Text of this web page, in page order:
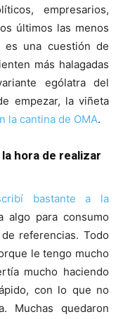
empresarios,
últimos las menos
una cuestión de
más halagadas
ególatra del
empezar, la viñeta
la cantina de OMA.
hora de realizar
bastante a la
algo para consumo
referencias. Todo
le tengo mucho
mucho haciendo
con lo que no
Muchas quedaron